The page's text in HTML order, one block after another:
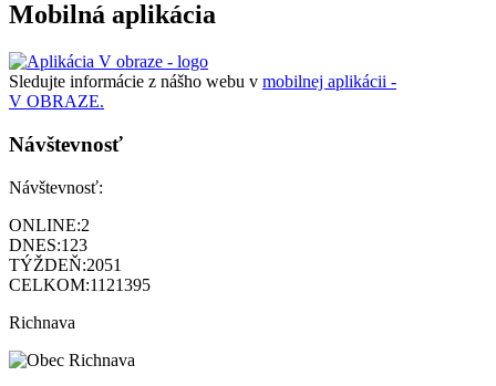
Mobilná aplikácia
Sledujte informácie z nášho webu v mobilnej aplikácii -
V OBRAZE.
Návštevnosť
Návštevnosť:
ONLINE:2
DNES:123
TÝŽDEŇ:2051
CELKOM:1121395
Richnava